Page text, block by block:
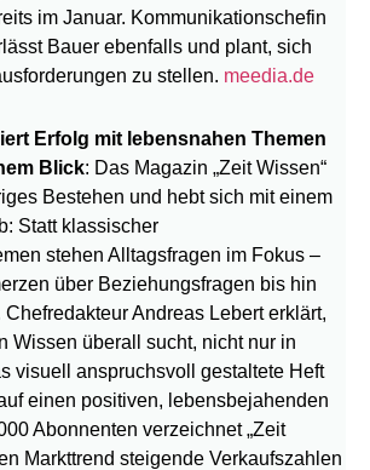
im Januar. Kommunikationschefin
Bauer ebenfalls und plant, sich
zu stellen. meedia.de
Erfolg mit lebensnahen Themen
Blick: Das Magazin „Zeit Wissen“
Bestehen und hebt sich mit einem
Statt klassischer
stehen Alltagsfragen im Fokus –
über Beziehungsfragen bis hin
Andreas Lebert erklärt,
Wissen überall sucht, nicht nur in
visuell anspruchsvoll gestaltete Heft
einen positiven, lebensbejahenden
Abonnenten verzeichnet „Zeit
Markttrend steigende Verkaufszahlen